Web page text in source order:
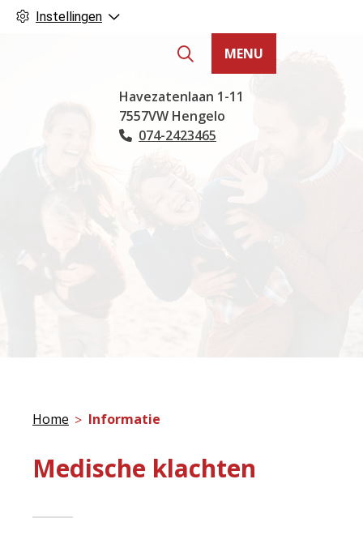
Instellingen
Hoofdmenu
MENU
Havezatenlaan 1-11
7557VW Hengelo
Tel:
074-2423465
Home Informatie
Medische klachten